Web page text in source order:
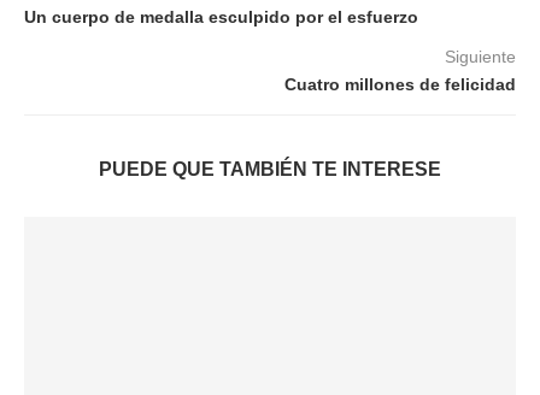
Un cuerpo de medalla esculpido por el esfuerzo
Siguiente
Cuatro millones de felicidad
PUEDE QUE TAMBIÉN TE INTERESE